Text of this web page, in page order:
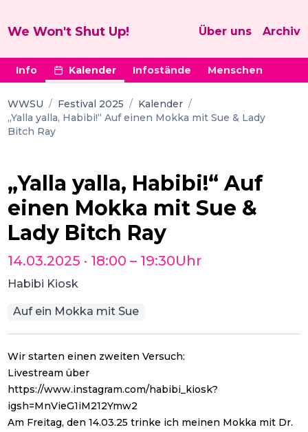
We Won't Shut Up! Über uns Archiv
Info Kalender Infostände Menschen
WWSU / Festival 2025 / Kalender /
„Yalla yalla, Habibi!“ Auf einen Mokka mit Sue & Lady
Bitch Ray
„Yalla yalla, Habibi!“ Auf
einen Mokka mit Sue &
Lady Bitch Ray
14.03.2025 · 18:00 – 19:30Uhr
Habibi Kiosk
Auf ein Mokka mit Sue
Wir starten einen zweiten Versuch:
Livestream über
https://www.instagram.com/habibi_kiosk?
igsh=MnVieG1iM212Ymw2
Am Freitag, den 14.03.25 trinke ich meinen Mokka mit Dr.